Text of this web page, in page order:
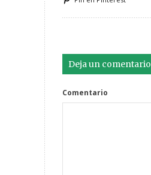
Deja un comentario
Comentario